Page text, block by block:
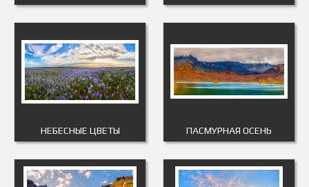
НЕБЕСНЫЕ ЦВЕТЫ ПАСМУРНАЯ ОСЕНЬ